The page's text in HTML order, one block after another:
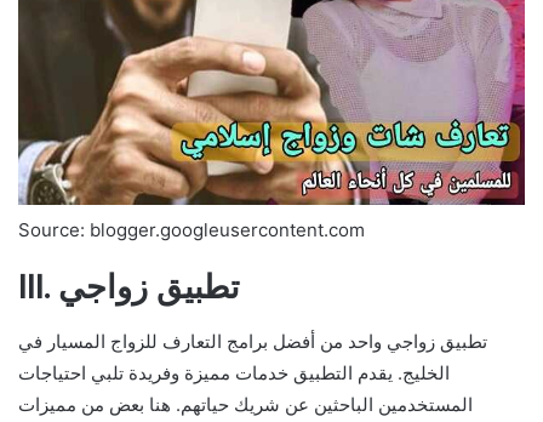
Source: blogger.googleusercontent.com
III. تطبيق زواجي
تطبيق زواجي واحد من أفضل برامج التعارف للزواج المسيار في
الخليج. يقدم التطبيق خدمات مميزة وفريدة تلبي احتياجات
المستخدمين الباحثين عن شريك حياتهم. هنا بعض من مميزات